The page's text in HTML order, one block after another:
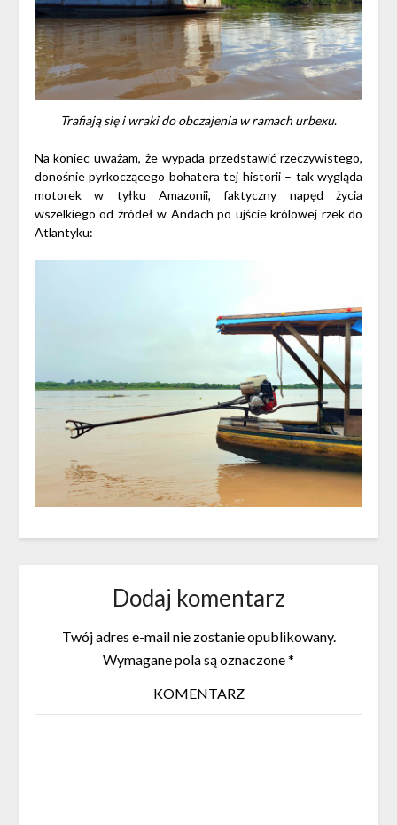
Trafiają się i wraki do obczajenia w ramach urbexu.
Na koniec uważam, że wypada przedstawić rzeczywistego,
donośnie pyrkoczącego bohatera tej historii – tak wygląda
motorek w tyłku Amazonii, faktyczny napęd życia
wszelkiego od źródeł w Andach po ujście królowej rzek do
Atlantyku:
Dodaj komentarz
Twój adres e-mail nie zostanie opublikowany.
Wymagane pola są oznaczone*
KOMENTARZ